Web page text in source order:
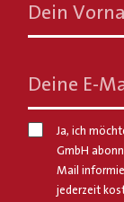
Dein
Deine E-
Ja, ich
GmbH
Mail
jederzeit